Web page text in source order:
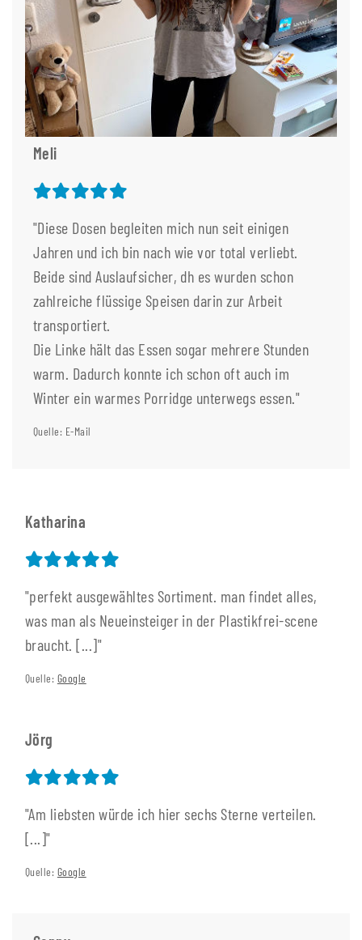
Meli
"Diese Dosen begleiten mich nun seit einigen
Jahren und ich bin nach wie vor total verliebt.
Beide sind Auslaufsicher, dh es wurden schon
zahlreiche flüssige Speisen darin zur Arbeit
transportiert.
Die Linke hält das Essen sogar mehrere Stunden
warm. Dadurch konnte ich schon oft auch im
Winter ein warmes Porridge unterwegs essen."
Quelle: E-Mail
Katharina
"perfekt ausgewähltes Sortiment. man findet alles,
was man als Neueinsteiger in der Plastikfrei-scene
braucht. [...]"
Quelle: Google
Jörg
"Am liebsten würde ich hier sechs Sterne verteilen.
[...]"
Quelle: Google